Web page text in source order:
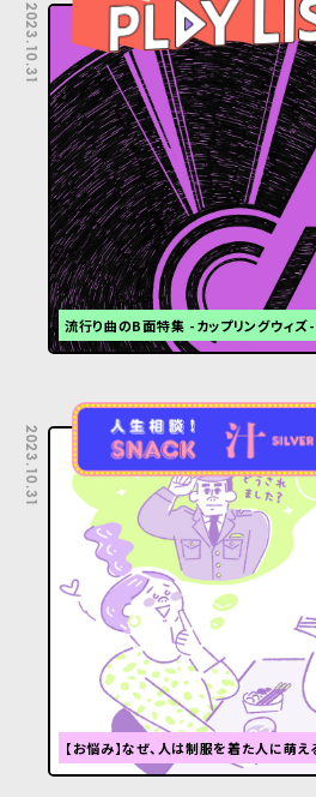
2023.10.31
流行り曲のB面特集 -カップリングウィ
2023.10.31
【お悩み】なぜ、人は制服を着た人に萌